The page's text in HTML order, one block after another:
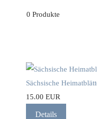
0 Produkte
Sächsische
15.00 EUR
Details